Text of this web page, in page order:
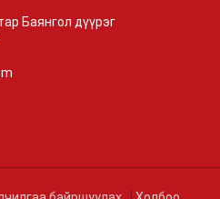
Баянгол дүүрэг